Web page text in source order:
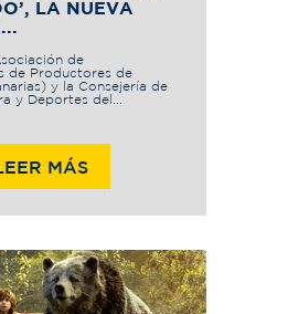
LA NUEVA
de
de Productores de
y la Consejería de
y Deportes del...
MÁS